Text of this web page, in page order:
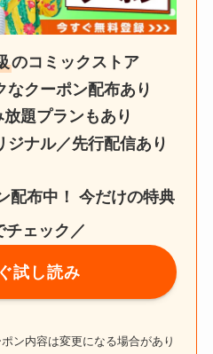
のコミックストア
なクーポン配布あり
題プランもあり
ジナル／先行配信あり
配布中！
今だけの特典
チェック／
試し読み
ン内容は変更になる場合があり